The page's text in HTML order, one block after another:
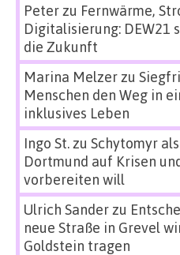
Peterzu Fernwärme,
Digitalisierung: DEW21
die Zukunft
Marina Melzerzu
Menschen den Weg in
inklusives Leben
Ingo St.zu Schytomyr
Dortmund auf Krisen
vorbereiten will
Ulrich Sanderzu
neue Straße in Grevel
Goldstein tragen